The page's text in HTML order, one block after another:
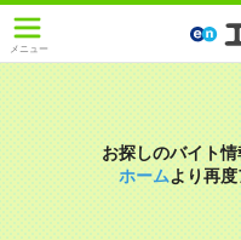
メニュー
お探しのバイト情
ホームより再度